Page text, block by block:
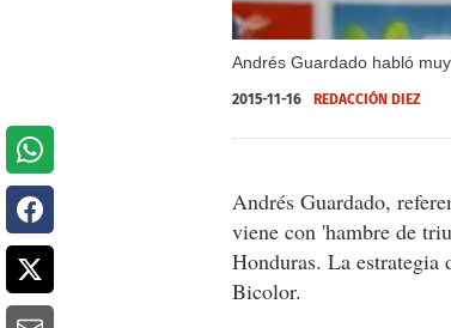
Andrés Guardado habló
2015-11-16 REDACCIÓN DIEZ
Andrés Guardado,
viene con 'hambre de
Honduras. La estrategia
Bicolor.